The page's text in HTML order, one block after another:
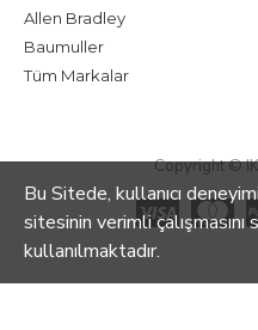
Allen Bradley
Baumuller
Tüm Markalar
Copyright ©
Bu Sitede, kullanıcı
sitesinin verimli
kullanılmaktadır.